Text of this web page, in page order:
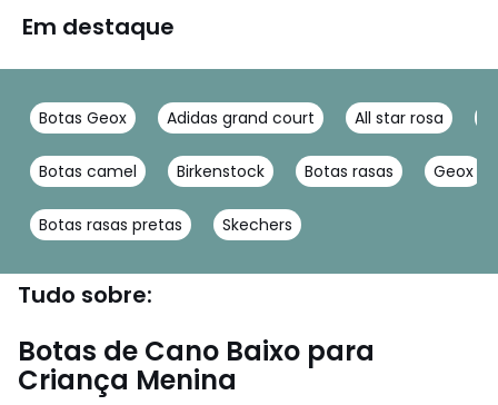
Em destaque
Botas Geox Adidas grand court All star rosa
Botas camel Birkenstock Botas rasas Geox
Botas rasas pretas Skechers
Tudo sobre:
Botas de Cano Baixo para
Criança Menina